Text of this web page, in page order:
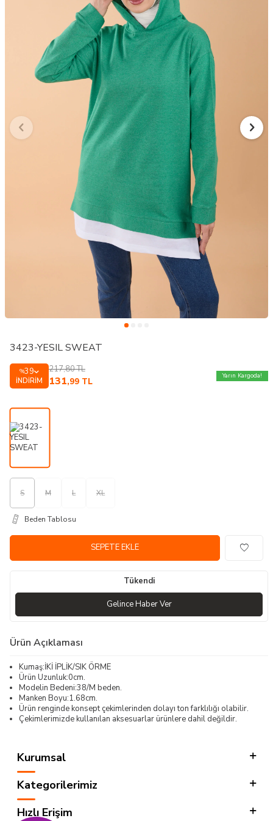
3423-YESIL SWEAT
%39
İNDIRIM
217,80TL
131,99 TL
Yarın Kargoda!
S M L XL
Beden Tablosu
SEPETE EKLE
Tükendi
Gelince Haber Ver
Ürün Açıklaması
Kumaş:İKİ İPLİK/SIK ÖRME
Ürün Uzunluk:0cm.
Modelin Bedeni:38/M beden.
Manken Boyu:1.68cm.
Ürün renginde konsept çekimlerinden dolayı ton farklılığı olabilir.
Çekimlerimizde kullanılan aksesuarlar ürünlere dahil değildir.
Kurumsal
Kategorilerimiz
Hızlı Erişim